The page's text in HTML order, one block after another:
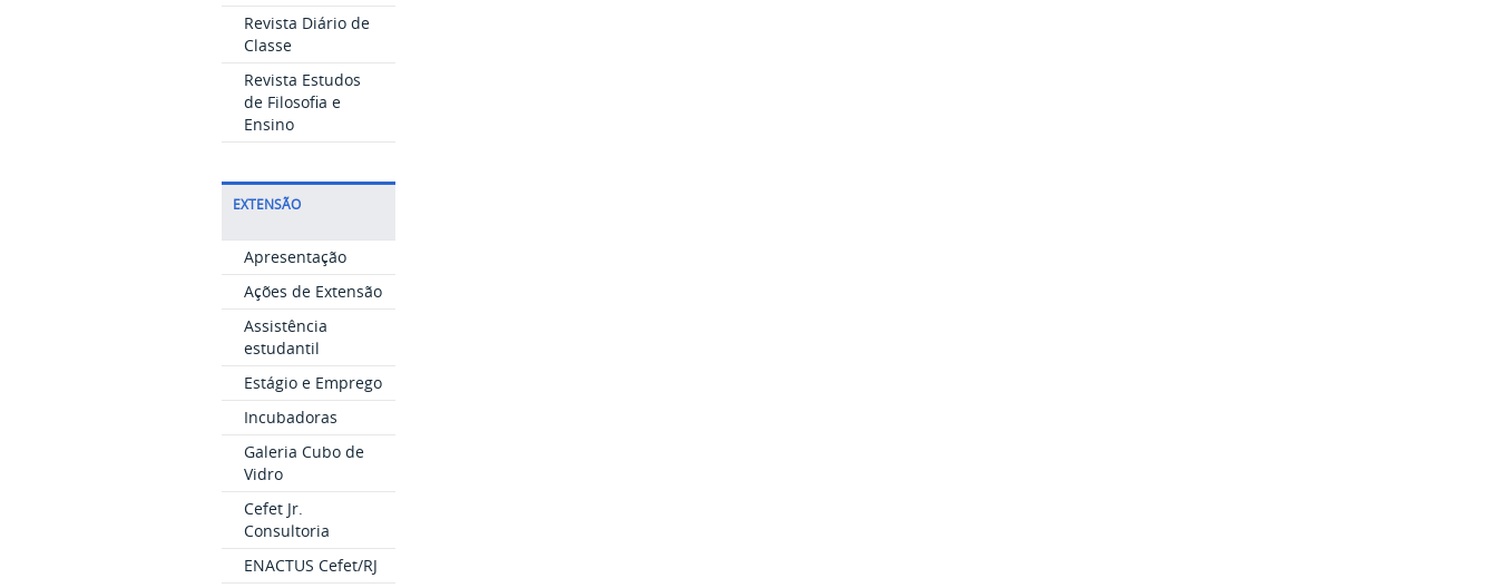
Revista Diário de
Classe
Revista Estudos
de Filosofia e
Ensino
EXTENSÃO
Apresentação
Ações de Extensão
Assistência
estudantil
Estágio e Emprego
Incubadoras
Galeria Cubo de
Vidro
Cefet Jr.
Consultoria
ENACTUS Cefet/RJ